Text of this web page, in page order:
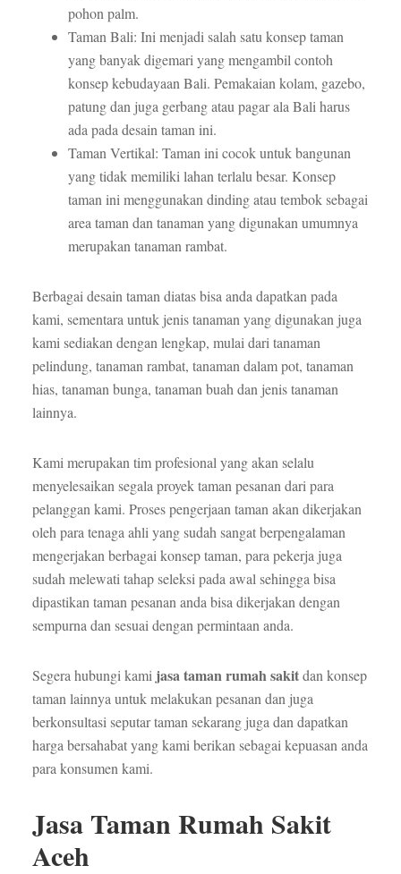
pohon palm.
Taman Bali: Ini menjadi salah satu konsep taman
yang banyak digemari yang mengambil contoh
konsep kebudayaan Bali. Pemakaian kolam, gazebo,
patung dan juga gerbang atau pagar ala Bali harus
ada pada desain taman ini.
Taman Vertikal: Taman ini cocok untuk bangunan
yang tidak memiliki lahan terlalu besar. Konsep
taman ini menggunakan dinding atau tembok sebagai
area taman dan tanaman yang digunakan umumnya
merupakan tanaman rambat.
Berbagai desain taman diatas bisa anda dapatkan pada
kami, sementara untuk jenis tanaman yang digunakan juga
kami sediakan dengan lengkap, mulai dari tanaman
pelindung, tanaman rambat, tanaman dalam pot, tanaman
hias, tanaman bunga, tanaman buah dan jenis tanaman
lainnya.
Kami merupakan tim profesional yang akan selalu
menyelesaikan segala proyek taman pesanan dari para
pelanggan kami. Proses pengerjaan taman akan dikerjakan
oleh para tenaga ahli yang sudah sangat berpengalaman
mengerjakan berbagai konsep taman, para pekerja juga
sudah melewati tahap seleksi pada awal sehingga bisa
dipastikan taman pesanan anda bisa dikerjakan dengan
sempurna dan sesuai dengan permintaan anda.
Segera hubungi kami jasa taman rumah sakitdan konsep
taman lainnya untuk melakukan pesanan dan juga
berkonsultasi seputar taman sekarang juga dan dapatkan
harga bersahabat yang kami berikan sebagai kepuasan anda
para konsumen kami.
Jasa Taman Rumah Sakit
Aceh